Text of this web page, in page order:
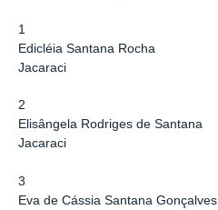
1
Edicléia Santana Rocha
Jacaraci
2
Elisângela Rodriges de Santana
Jacaraci
3
Eva de Cássia Santana Gonçalves